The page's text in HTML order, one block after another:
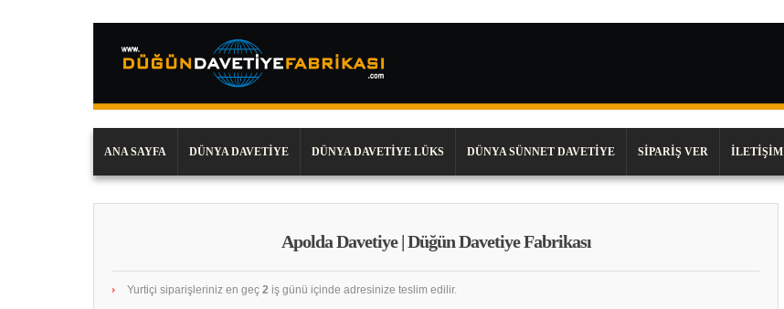
ANA SAYFA DÜNYA DAVETIYE DÜNYA DAVETIYE LÜKS DÜNYA SÜNNET DAVETIYE SIPARIŞ VER İLETIŞIM
Apolda Davetiye | Düğün Davetiye Fabrikası
Yurtiçi siparişleriniz en geç 2 iş günü içinde adresinize teslim edilir.